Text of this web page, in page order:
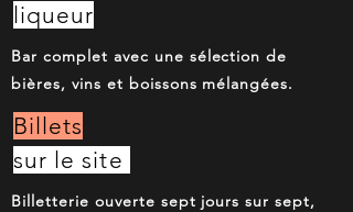
liqueur
Bar complet avec une sélection de
bières, vins et boissons mélangées.
Billets
sur le site
Billetterie ouverte sept jours sur sept,